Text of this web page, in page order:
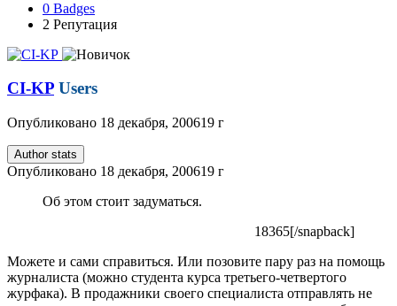
0 Badges
2 Репутация
CI-KP Users
Опубликовано 18 декабря, 200619 г
Author stats
Опубликовано 18 декабря, 200619 г
Об этом стоит задуматься.
18365[/snapback]
Можете и сами справиться. Или позовите пару раз на помощь
журналиста (можно студента курса третьего-четвертого
журфака). В продажники своего специалиста отправлять не